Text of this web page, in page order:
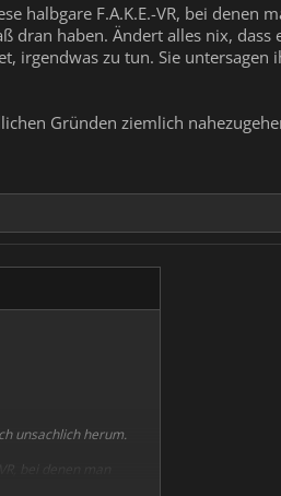
halbgare F.A.K.E.-VR, bei denen
dran haben. Ändert alles nix, dass
irgendwas zu tun. Sie untersagen
Gründen ziemlich
unsachlich herum.
bei denen man
nix, dass er in